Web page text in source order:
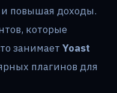
повышая доходы.
которые
занимает Yoast
плагинов для